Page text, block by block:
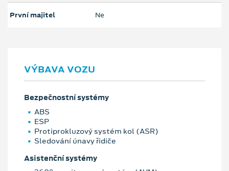
První majitel Ne
VÝBAVA VOZU
Bezpečnostní systémy
ABS
ESP
Protiprokluzový systém kol (ASR)
Sledování únavy řidiče
Asistenční systémy